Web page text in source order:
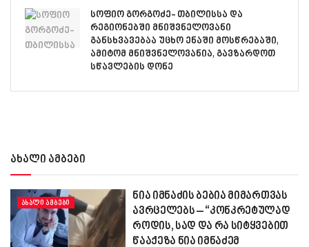
სოფიო გორგოძე- თბილისსა და
რეგიონებში მნიშვნელოვანი
განსხვავებაა უცხო ენაში მოსწრებაში,
ამიტომ მნიშვნელოვანია, გავზარდოთ
სწავლების დონე
ახალი ამბები
ᲐᲮᲐᲚᲘ ᲐᲛᲑᲔᲑᲘ
ნია იმნაძის ბებია მიმართვას
ავრცელებს – “კონკრეტულად
როდის, სად და რა სიტყვებით
წააქეზა ნია იმნაძემ